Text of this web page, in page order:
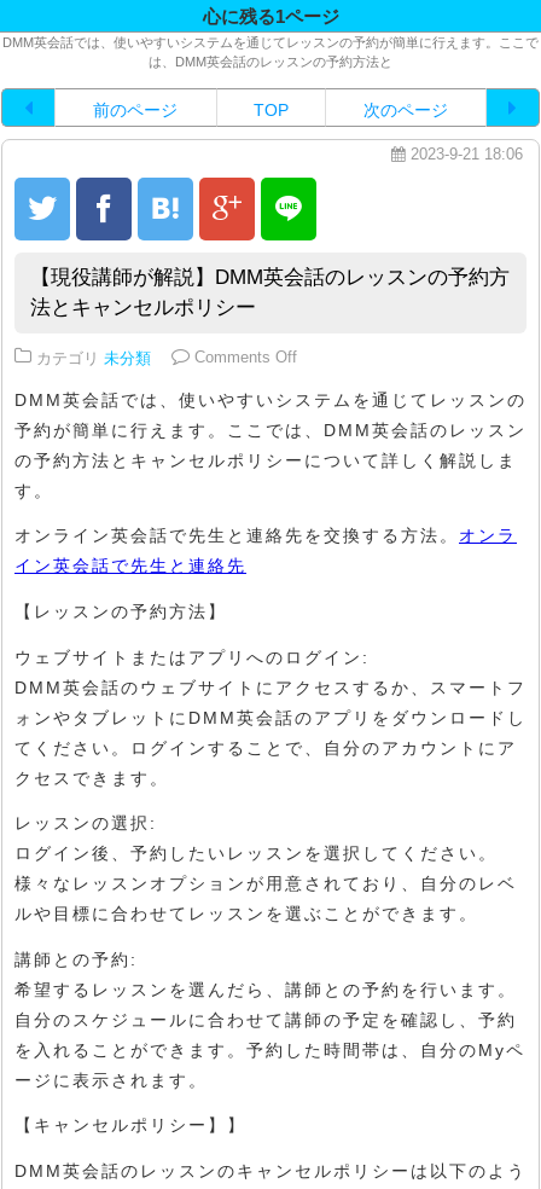
心に残る1ページ
DMM英会話では、使いやすいシステムを通じてレッスンの予約が簡単に行えます。ここで
は、DMM英会話のレッスンの予約方法と
前のページ TOP 次のページ
2023-9-21 18:06
【現役講師が解説】DMM英会話のレッスンの予約方
法とキャンセルポリシー
カテゴリ 未分類 Comments Offon 【現役講師が解説】DMM英会
DMM英会話では、使いやすいシステムを通じてレッスンの
予約が簡単に行えます。ここでは、DMM英会話のレッスン
の予約方法とキャンセルポリシーについて詳しく解説しま
す。
オンライン英会話で先生と連絡先を交換する方法。 オンラ
イン英会話で先生と連絡先
【レッスンの予約方法】
ウェブサイトまたはアプリへのログイン:
DMM英会話のウェブサイトにアクセスするか、スマートフ
ォンやタブレットにDMM英会話のアプリをダウンロードし
てください。ログインすることで、自分のアカウントにア
クセスできます。
レッスンの選択:
ログイン後、予約したいレッスンを選択してください。
様々なレッスンオプションが用意されており、自分のレベ
ルや目標に合わせてレッスンを選ぶことができます。
講師との予約:
希望するレッスンを選んだら、講師との予約を行います。
自分のスケジュールに合わせて講師の予定を確認し、予約
を入れることができます。予約した時間帯は、自分のMyペ
ージに表示されます。
【キャンセルポリシー】】
DMM英会話のレッスンのキャンセルポリシーは以下のよう